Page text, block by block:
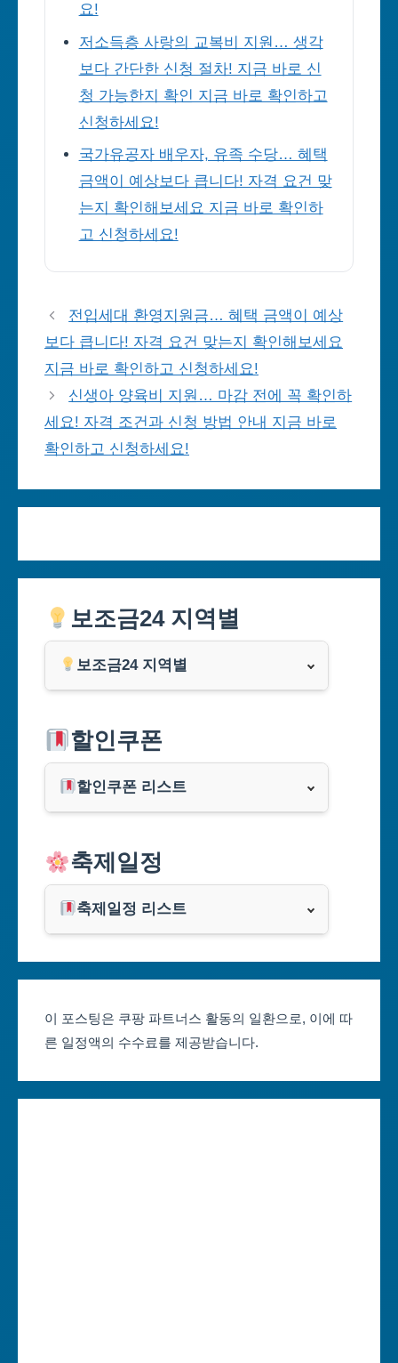
요!
저소득층 사랑의 교복비 지원… 생각
보다 간단한 신청 절차! 지금 바로 신
청 가능한지 확인 지금 바로 확인하고
신청하세요!
국가유공자 배우자, 유족 수당… 혜택
금액이 예상보다 큽니다! 자격 요건 맞
는지 확인해보세요 지금 바로 확인하
고 신청하세요!
전입세대 환영지원금… 혜택 금액이 예상
보다 큽니다! 자격 요건 맞는지 확인해보세요
지금 바로 확인하고 신청하세요!
신생아 양육비 지원… 마감 전에 꼭 확인하
세요! 자격 조건과 신청 방법 안내 지금 바로
확인하고 신청하세요!
보조금24 지역별
보조금24 지역별
부산광역시
대구광역시
인천광역시
광주광역시
대전광역시
할인쿠폰
할인쿠폰 리스트
쿠팡
클룩
축제일정
축제일정 리스트
대구축제 일정
인천축제 일정
이 포스팅은 쿠팡 파트너스 활동의 일환으로, 이에 따
른 일정액의 수수료를 제공받습니다.